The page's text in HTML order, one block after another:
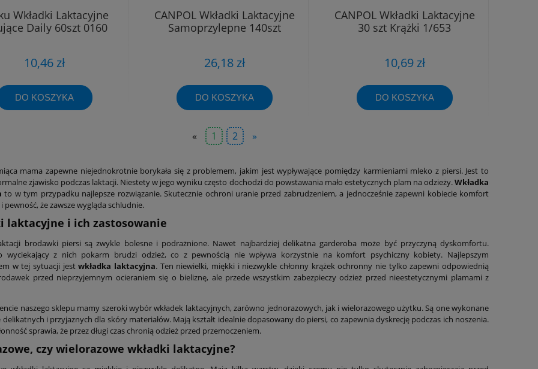
Wkładki Laktacyjne
Daily 60szt 0160
10,46 zł
DO KOSZYKA
CANPOL Wkładki Laktacyjne
Samoprzylepne 140szt
26,18 zł
DO KOSZYKA
CANPOL Wkładki Laktacyjne
30 szt Krążki 1/653
10,69 zł
DO KOSZYKA
« 1 2 »
mama zapewne niejednokrotnie borykała się z problemem, jakim jest wypływające pomiędzy karmieniami mleko z piersi. Jest to
zjawisko podczas laktacji. Niestety w jego wyniku często dochodzi do powstawania mało estetycznych plam na odzieży.Wkładka
to w tym przypadku najlepsze rozwiązanie. Skutecznie ochroni uranie przed zabrudzeniem, a jednocześnie zapewni kobiecie komfort
pewność, że zawsze wygląda schludnie.
laktacyjne i ich zastosowanie
brodawki piersi są zwykle bolesne i podrażnione. Nawet najbardziej delikatna garderoba może być przyczyną dyskomfortu.
wyciekający z nich pokarm brudzi odzież, co z pewnością nie wpływa korzystnie na komfort psychiczny kobiety. Najlepszym
w tej sytuacji jestwkładka laktacyjna. Ten niewielki, miękki i niezwykle chłonny krążek ochronny nie tylko zapewni odpowiednią
przed nieprzyjemnym ocieraniem się o bieliznę, ale przede wszystkim zabezpieczy odzież przed nieestetycznymi plamami z
naszego sklepu mamy szeroki wybór wkładek laktacyjnych, zarówno jednorazowych, jak i wielorazowego użytku. Są one wykonane
delikatnych i przyjaznych dla skóry materiałów. Mają kształt idealnie dopasowany do piersi, co zapewnia dyskrecję podczas ich noszenia.
sprawia, że przez długi czas chronią odzież przed przemoczeniem.
czy wielorazowe wkładki laktacyjne?